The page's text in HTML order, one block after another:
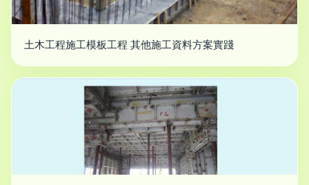
土木工程施工模板工程 其他施工資料方案實踐